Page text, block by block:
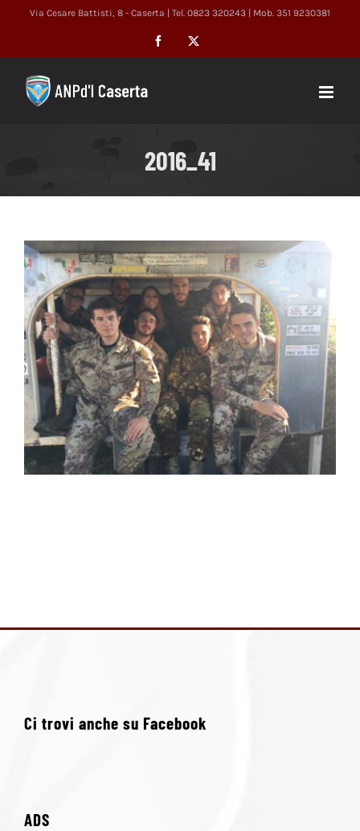
Via Cesare Battisti, 8 - Caserta | Tel. 0823 320243 | Mob. 351 9230381
Facebook
2016_41
Ingrandisci
immagine
Ci trovi anche su Facebook
ADS